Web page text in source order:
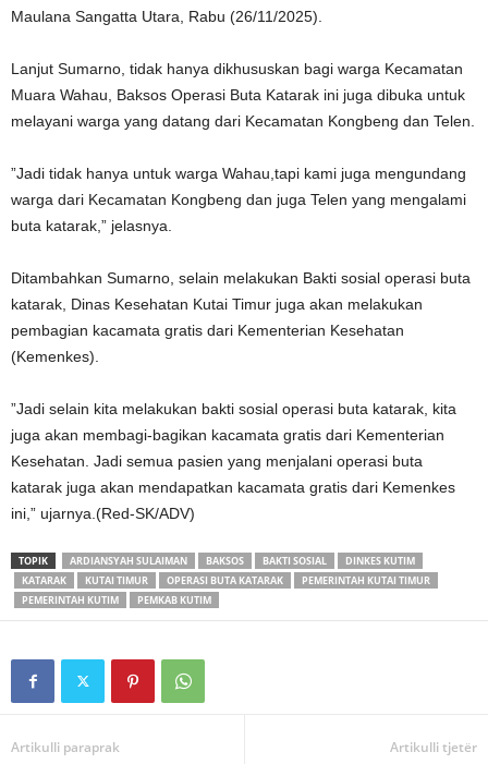
Maulana Sangatta Utara, Rabu (26/11/2025).
Lanjut Sumarno, tidak hanya dikhususkan bagi warga Kecamatan
Muara Wahau, Baksos Operasi Buta Katarak ini juga dibuka untuk
melayani warga yang datang dari Kecamatan Kongbeng dan Telen.
”Jadi tidak hanya untuk warga Wahau,tapi kami juga mengundang
warga dari Kecamatan Kongbeng dan juga Telen yang mengalami
buta katarak,” jelasnya.
Ditambahkan Sumarno, selain melakukan Bakti sosial operasi buta
katarak, Dinas Kesehatan Kutai Timur juga akan melakukan
pembagian kacamata gratis dari Kementerian Kesehatan
(Kemenkes).
”Jadi selain kita melakukan bakti sosial operasi buta katarak, kita
juga akan membagi-bagikan kacamata gratis dari Kementerian
Kesehatan. Jadi semua pasien yang menjalani operasi buta
katarak juga akan mendapatkan kacamata gratis dari Kemenkes
ini,” ujarnya.(Red-SK/ADV)
TOPIK ARDIANSYAH SULAIMAN BAKSOS BAKTI SOSIAL
DINKES KUTIM
KATARAK
KUTAI TIMUR OPERASI BUTA KATARAK
PEMERINTAH KUTAI TIMUR
PEMERINTAH KUTIM
PEMKAB KUTIM
Artikulli paraprak Artikulli tjetër